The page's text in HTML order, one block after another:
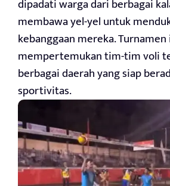
dipadati warga dari berbagai
membawa yel-yel untuk
kebanggaan mereka.
mempertemukan tim-tim voli
berbagai daerah yang siap
sportivitas.